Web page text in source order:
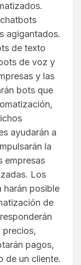
agigantados.
de texto
de voz y
y las
bots que
ayudarán a
la
empresas
Los
harán posible
de
precios,
pagos,
de un cliente.